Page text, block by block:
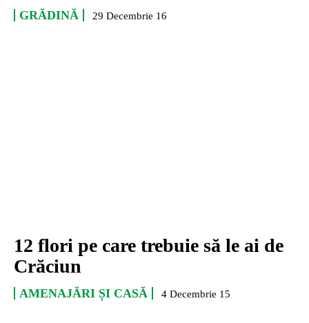
GRĂDINĂ 29 Decembrie 16
12 flori pe care trebuie să le ai de
Crăciun
AMENAJĂRI ȘI CASĂ 4 Decembrie 15